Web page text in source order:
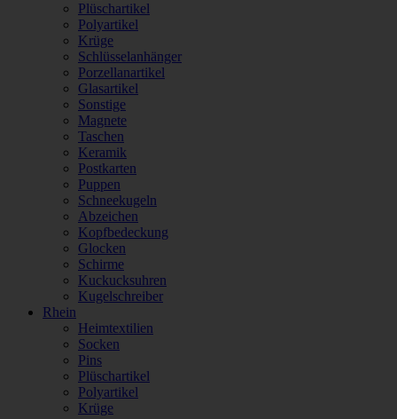
Plüschartikel
Polyartikel
Krüge
Schlüsselanhänger
Porzellanartikel
Glasartikel
Sonstige
Magnete
Taschen
Keramik
Postkarten
Puppen
Schneekugeln
Abzeichen
Kopfbedeckung
Glocken
Schirme
Kuckucksuhren
Kugelschreiber
Rhein
Heimtextilien
Socken
Pins
Plüschartikel
Polyartikel
Krüge